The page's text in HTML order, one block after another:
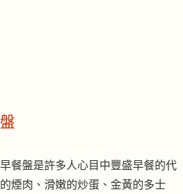
餐盤是許多人心目中豐盛早餐的代
煙肉、滑嫩的炒蛋、金黃的多士